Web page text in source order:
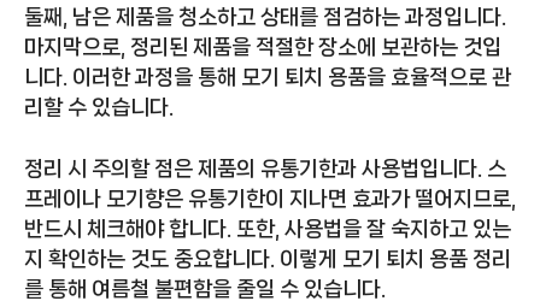
둘째, 남은 제품을 청소하고 상태를 점검하는 과정입니다.
마지막으로, 정리된 제품을 적절한 장소에 보관하는 것입
니다. 이러한 과정을 통해 모기 퇴치 용품을 효율적으로 관
리할 수 있습니다.
정리 시 주의할 점은 제품의 유통기한과 사용법입니다. 스
프레이나 모기향은 유통기한이 지나면 효과가 떨어지므로,
반드시 체크해야 합니다. 또한, 사용법을 잘 숙지하고 있는
지 확인하는 것도 중요합니다. 이렇게 모기 퇴치 용품 정리
를 통해 여름철 불편함을 줄일 수 있습니다.